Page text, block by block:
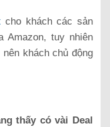
cho khách các sản
Amazon, tuy nhiên
khách chủ động
thấy có vài Deal